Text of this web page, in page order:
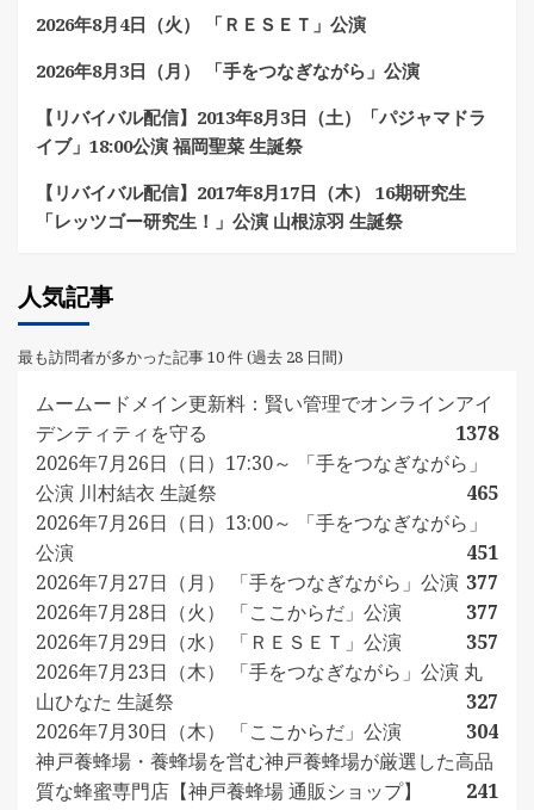
2026年8月4日（火） 「ＲＥＳＥＴ」公演
2026年8月3日（月） 「手をつなぎながら」公演
【リバイバル配信】2013年8月3日（土）「パジャマドラ
イブ」18:00公演 福岡聖菜 生誕祭
【リバイバル配信】2017年8月17日（木） 16期研究生
「レッツゴー研究生！」公演 山根涼羽 生誕祭
人気記事
最も訪問者が多かった記事 10 件 (過去 28 日間)
ムームードメイン更新料：賢い管理でオンラインアイ
デンティティを守る
1378
2026年7月26日（日）17:30～ 「手をつなぎながら」
公演 川村結衣 生誕祭
465
2026年7月26日（日）13:00～ 「手をつなぎながら」
公演
451
2026年7月27日（月） 「手をつなぎながら」公演 377
2026年7月28日（火） 「ここからだ」公演
377
2026年7月29日（水） 「ＲＥＳＥＴ」公演
357
2026年7月23日（木） 「手をつなぎながら」公演 丸
山ひなた 生誕祭
327
2026年7月30日（木） 「ここからだ」公演
304
神戸養蜂場・養蜂場を営む神戸養蜂場が厳選した高品
質な蜂蜜専門店【神戸養蜂場 通販ショップ】
241